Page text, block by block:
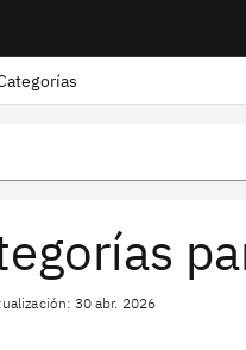
30 abr. 2026